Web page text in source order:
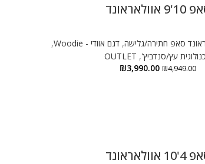
אוולאראונד
סאפ חתירה/גלישה, דגם אוודי - Woodie
,
עץ/סנדביץ',
OUTLET
₪4,949.00
₪3,990.00
אוולאראונד